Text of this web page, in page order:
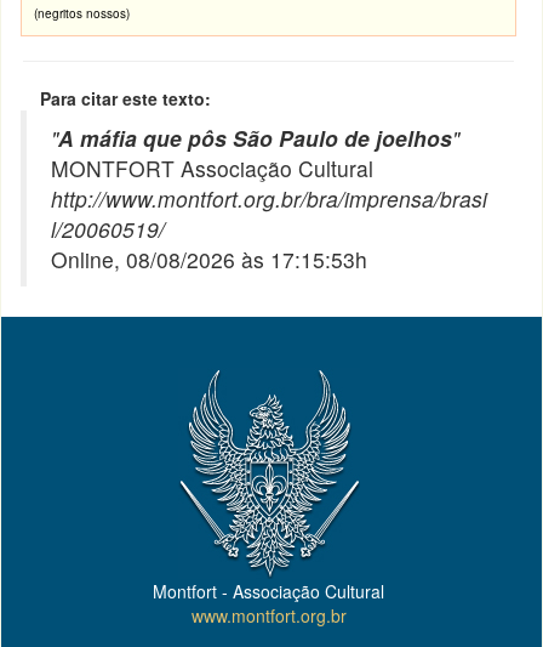
(negritos nossos)
Para citar este texto:
"A máfia que pôs São Paulo de joelhos"
MONTFORT Associação Cultural
http://www.montfort.org.br/bra/imprensa/brasi
l/20060519/
Online, 08/08/2026 às 17:15:53h
Montfort - Associação Cultural
www.montfort.org.br